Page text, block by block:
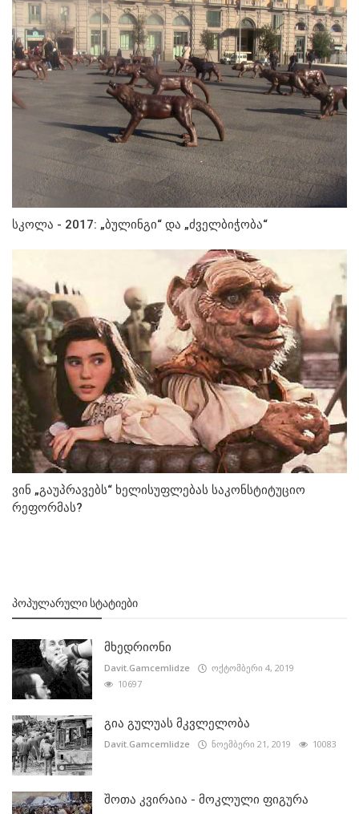
სკოლა - 2017: „ბულინგი“ და „ძველბიჭობა“
ვინ „გაუპრავებს“ ხელისუფლებას საკონსტიტუციო
რეფორმას?
ᲞᲝᲞᲣᲚᲐᲠᲣᲚᲘ ᲡᲢᲐᲢᲘᲔᲑᲘ
მხედრიონი
Davit.Gamcemlidze
ოქტომბერი 4, 2019
10697
გია გულუას მკვლელობა
Davit.Gamcemlidze ნოემბერი 21, 2019 10083
შოთა კვირაია - მოკლული ფიგურა